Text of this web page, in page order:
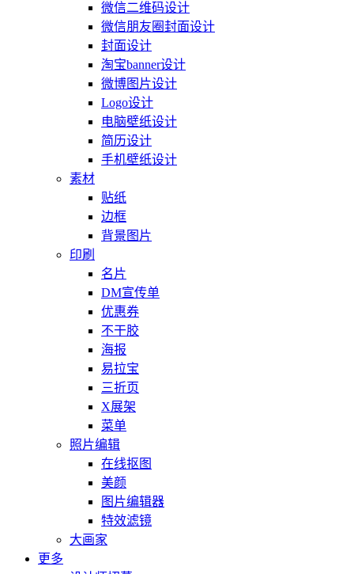
微信二维码设计
微信朋友圈封面设计
封面设计
淘宝banner设计
微博图片设计
Logo设计
电脑壁纸设计
简历设计
手机壁纸设计
素材
贴纸
边框
背景图片
印刷
名片
DM宣传单
优惠券
不干胶
海报
易拉宝
三折页
X展架
菜单
照片编辑
在线抠图
美颜
图片编辑器
特效滤镜
大画家
更多